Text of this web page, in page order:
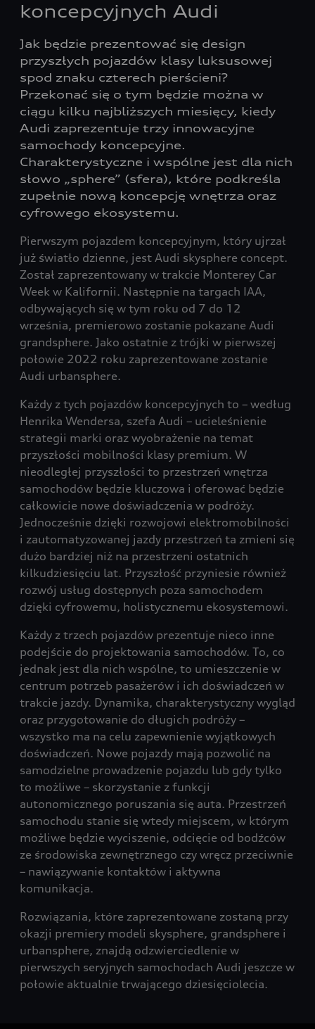
koncepcyjnych Audi
Jak będzie prezentować się design
przyszłych pojazdów klasy luksusowej
spod znaku czterech pierścieni?
Przekonać się o tym będzie można w
ciągu kilku najbliższych miesięcy, kiedy
Audi zaprezentuje trzy innowacyjne
samochody koncepcyjne.
Charakterystyczne i wspólne jest dla nich
słowo „sphere” (sfera), które podkreśla
zupełnie nową koncepcję wnętrza oraz
cyfrowego ekosystemu.
Pierwszym pojazdem koncepcyjnym, który ujrzał
już światło dzienne, jest Audi skysphere concept.
Został zaprezentowany w trakcie Monterey Car
Week w Kalifornii. Następnie na targach IAA,
odbywających się w tym roku od 7 do 12
września, premierowo zostanie pokazane Audi
grandsphere. Jako ostatnie z trójki w pierwszej
połowie 2022 roku zaprezentowane zostanie
Audi urbansphere.
Każdy z tych pojazdów koncepcyjnych to – według
Henrika Wendersa, szefa Audi – ucieleśnienie
strategii marki oraz wyobrażenie na temat
przyszłości mobilności klasy premium. W
nieodległej przyszłości to przestrzeń wnętrza
samochodów będzie kluczowa i oferować będzie
całkowicie nowe doświadczenia w podróży.
Jednocześnie dzięki rozwojowi elektromobilności
i zautomatyzowanej jazdy przestrzeń ta zmieni się
dużo bardziej niż na przestrzeni ostatnich
kilkudziesięciu lat. Przyszłość przyniesie również
rozwój usług dostępnych poza samochodem
dzięki cyfrowemu, holistycznemu ekosystemowi.
Każdy z trzech pojazdów prezentuje nieco inne
podejście do projektowania samochodów. To, co
jednak jest dla nich wspólne, to umieszczenie w
centrum potrzeb pasażerów i ich doświadczeń w
trakcie jazdy. Dynamika, charakterystyczny wygląd
oraz przygotowanie do długich podróży –
wszystko ma na celu zapewnienie wyjątkowych
doświadczeń. Nowe pojazdy mają pozwolić na
samodzielne prowadzenie pojazdu lub gdy tylko
to możliwe – skorzystanie z funkcji
autonomicznego poruszania się auta. Przestrzeń
samochodu stanie się wtedy miejscem, w którym
możliwe będzie wyciszenie, odcięcie od bodźców
ze środowiska zewnętrznego czy wręcz przeciwnie
– nawiązywanie kontaktów i aktywna
komunikacja.
Rozwiązania, które zaprezentowane zostaną przy
okazji premiery modeli skysphere, grandsphere i
urbansphere, znajdą odzwierciedlenie w
pierwszych seryjnych samochodach Audi jeszcze w
połowie aktualnie trwającego dziesięciolecia.